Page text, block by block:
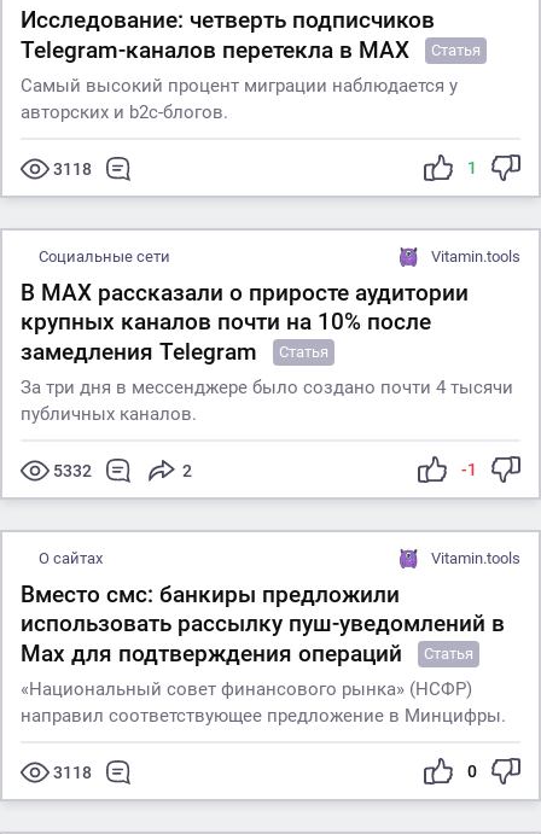
Исследование: четверть подписчиков
Telegram-каналов перетекла в MАХ
Статья
Самый высокий процент миграции наблюдается у
авторских и b2c-блогов.
3118 1
Социальные сети Vitamin.tools
В MAX рассказали о приросте аудитории
крупных каналов почти на 10% после
замедления Telegram
Статья
За три дня в мессенджере было создано почти 4 тысячи
публичных каналов.
5332 2 -1
О сайтах Vitamin.tools
Вместо смс: банкиры предложили
использовать рассылку пуш-уведомлений в
Max для подтверждения операций
Статья
«Национальный совет финансового рынка» (НСФР)
направил соответствующее предложение в Минцифры.
3118 0